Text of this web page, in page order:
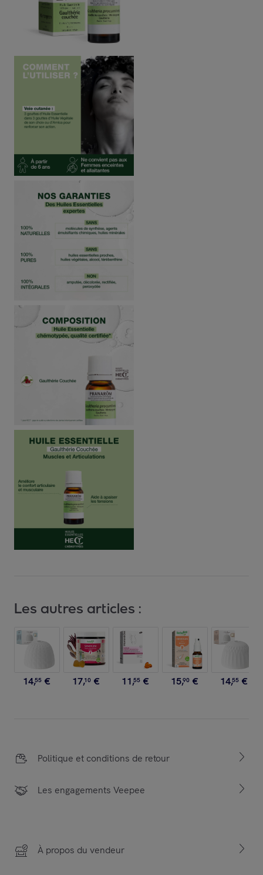
Les autres articles :
14,55 € 17,10 € 11,55 € 15,90 € 14,55 €
Politique et conditions de retour
Les engagements Veepee
À propos du vendeur